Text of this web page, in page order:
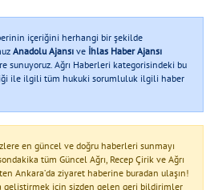
içeriğini herhangi bir şekilde
Anadolu Ajansı ve İhlas Haber Ajansı
sunuyoruz. Ağrı Haberleri kategorisindeki bu
ile ilgili tüm hukuki sorumluluk ilgili haber
en güncel ve doğru haberleri sunmayı
tüm Güncel Ağrı, Recep Çirik ve Ağrı
Ankara’da ziyaret haberine buradan ulaşın!
geliştirmek için sizden gelen geri bildirimler